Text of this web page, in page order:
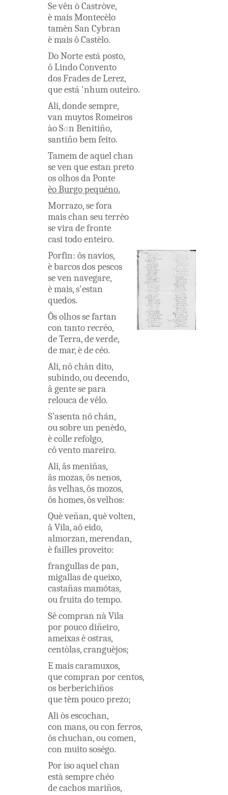
Sevên òCastròve,
èmaisMontecèlo
tamèn San Cybran
èmaisôCastèlo.
DoNorteestáposto,
ôLindoConvento
dosFradesdeLerez,
queestá 'nhumouteiro.
Ali,dondesempre,
van muytosRomeiros
àoSan Benitiño,
santiñobemfeito.
Tamemde aquelchan
seven queestan preto
osolhosdaPonte
êoBurgopequéno.
Morrazo,sefora
maischan seuterrèo
seviradefronte
casitodoenteiro.
Porfin: ôsnavios,
èbarcosdospescos
seven navegare,
èmais,s'estan
quedos.
Ôsolhossefartan
con tantorecréo,
deTerra,deverde,
demar,èdecéo.
Ali,nôchán dito,
subindo,oudecendo,
âgentesepara
reloucadevêlo.
S’asentanôchán,
ousobreun penèdo,
ècollerefolgo,
côventomareiro.
Ali,âsmeniñas,
âsmozas,ôsnenos,
âsvelhas,ôsmozos,
ôshomes,ôsvelhos:
Quèveñan,quèvolten,
âVila,aôeido,
almorzan,merendan,
èfaillesproveito:
frangullasdepan,
migallasdequeixo,
castañasmamótas,
oufruitadotempo.
Sêcompran nàVila
porpoucodiñeiro,
ameixasèostras,
centòlas,cranguèjos;
Emaiscaramuxos,
quecompran porcentos,
osberberichiños
quetèmpoucoprezo;
Aliòsescochan,
con mans,oucon ferros,
ôschuchan,oucomen,
con muitososégo.
Porisoaquelchan
estàsemprechéo
decachosmariños,